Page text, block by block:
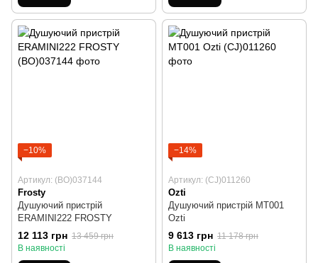
−10%
Артикул: (BO)037144
Frosty
Душуючий пристрій
ERAMINI222 FROSTY
12 113 грн 13 459 грн
В наявності
−14%
Артикул: (CJ)011260
Ozti
Душуючий пристрій MT001
Ozti
9 613 грн 11 178 грн
В наявності